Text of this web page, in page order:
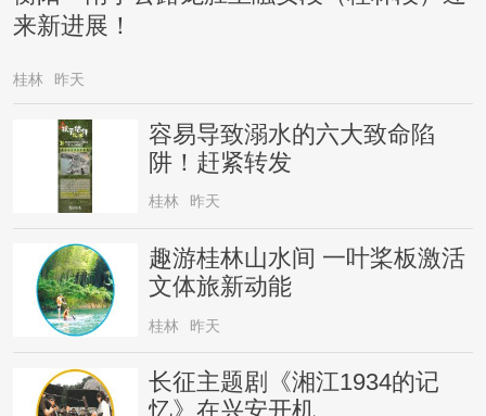
来新进展！
桂林 昨天
容易导致溺水的六大致命陷
阱！赶紧转发
桂林 昨天
趣游桂林山水间 一叶桨板激活
文体旅新动能
桂林 昨天
长征主题剧《湘江1934的记